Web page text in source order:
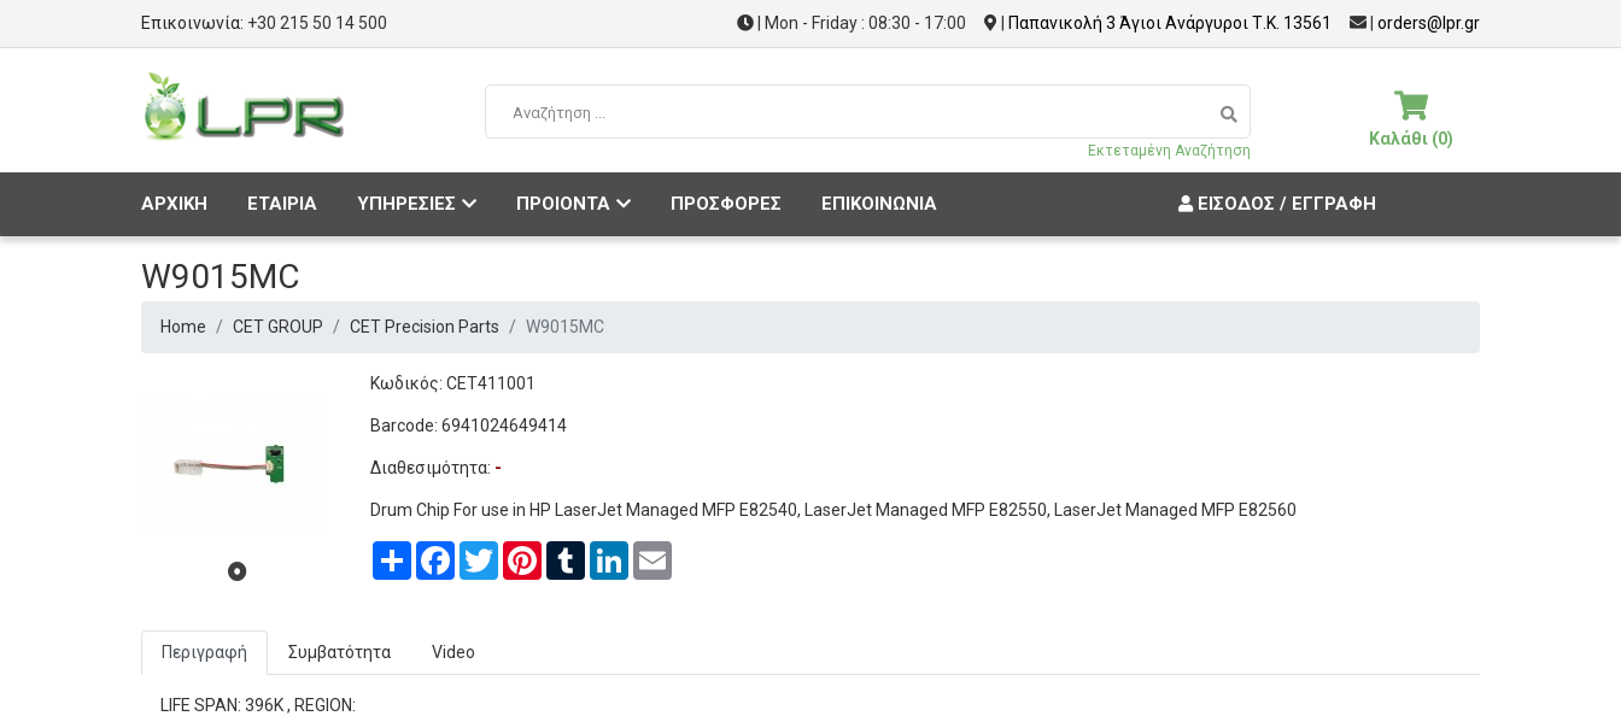
Επικοινωνία: +30 215 50 14 500 | Mon - Friday : 08:30 - 17:00 Παπανικολή 3 Άγιοι Ανάργυροι Τ.Κ. 13561 orders@lpr.gr
Εκτεταμένη Αναζήτηση
Καλάθι (0)
ΑΡΧΙΚΗ ΕΤΑΙΡΙΑ ΥΠΗΡΕΣΙΕΣ ΠΡΟΙΟΝΤΑ ΠΡΟΣΦΟΡΕΣ ΕΠΙΚΟΙΝΩΝΙΑ ΕΊΣΟΔΟΣ / ΕΓΓΡΑΦΉ
W9015MC
Home CET GROUP CET Precision Parts W9015MC
Κωδικός: CET411001
Barcode: 6941024649414
Διαθεσιμότητα: -
Drum Chip For use in HP LaserJet Managed MFP E82540, LaserJet Managed MFP E82550, LaserJet Managed MFP E82560
Share Facebook
TwitterPinterestTumblrLinkedIn
Περιγραφή Συμβατότητα Video
LIFE SPAN: 396K , REGION: